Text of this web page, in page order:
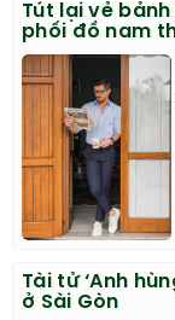
Tút lại vẻ
phối đồ nam
Tài tử ‘Anh
ở Sài Gòn